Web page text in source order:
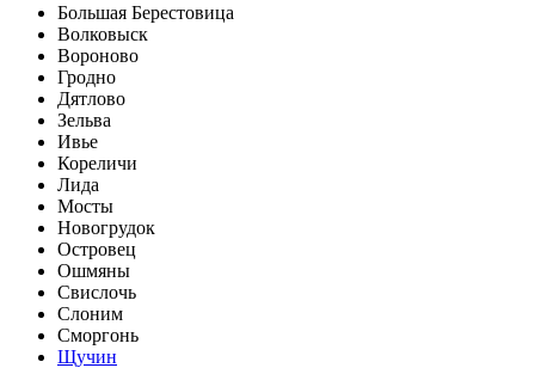
Большая Берестовица
Волковыск
Вороново
Гродно
Дятлово
Зельва
Ивье
Кореличи
Лида
Мосты
Новогрудок
Островец
Ошмяны
Свислочь
Слоним
Сморгонь
Щучин